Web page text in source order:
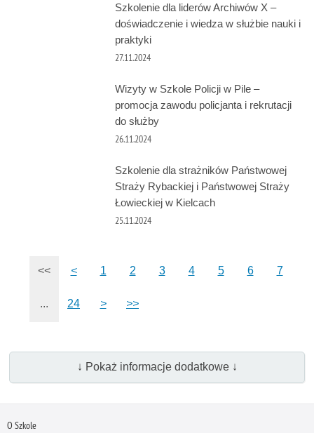
Szkolenie dla liderów Archiwów X –
doświadczenie i wiedza w służbie nauki i
praktyki
27.11.2024
Wizyty w Szkole Policji w Pile –
promocja zawodu policjanta i rekrutacji
do służby
26.11.2024
Szkolenie dla strażników Państwowej
Straży Rybackiej i Państwowej Straży
Łowieckiej w Kielcach
25.11.2024
<< < 1 2 3 4 5 6 7
... 24 > >>
↓ Pokaż informacje dodatkowe ↓
O Szkole